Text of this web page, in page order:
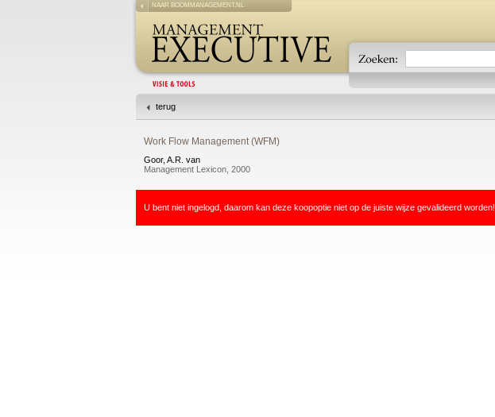
NAAR BOOMMANAGEMENT.NL
terug
Work Flow Management (WFM)
Goor, A.R. van
Management Lexicon, 2000
U bent niet ingelogd, daarom kan deze koopoptie niet op de juiste wijze gevalideerd worden!